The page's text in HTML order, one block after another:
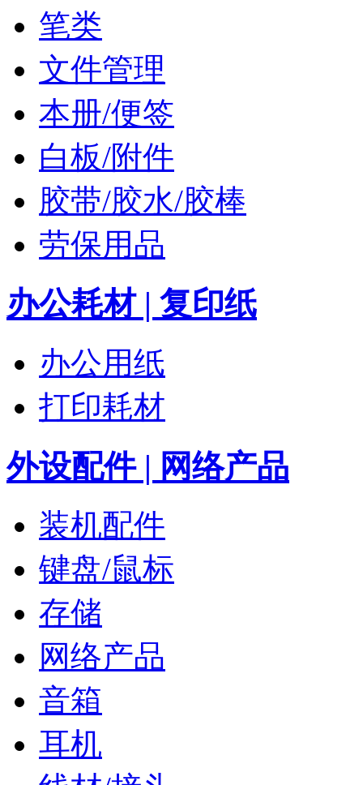
笔类
文件管理
本册/便签
白板/附件
胶带/胶水/胶棒
劳保用品
办公耗材 | 复印纸
办公用纸
打印耗材
外设配件 | 网络产品
装机配件
键盘/鼠标
存储
网络产品
音箱
耳机